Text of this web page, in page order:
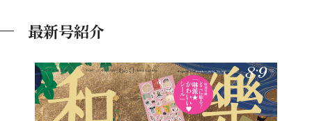
最新号紹介